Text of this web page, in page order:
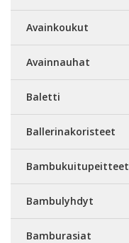
Avainkoukut
Avainnauhat
Baletti
Ballerinakoristeet
Bambukuitupeitteet
Bambulyhdyt
Bamburasiat